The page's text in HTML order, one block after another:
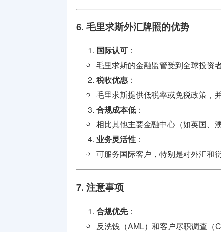
6. 毛里求斯外汇牌照的优势
国际认可 ：
毛里求斯的金融监管受到全球投资
税收优惠 ：
毛里求斯提供低税率或免税政策，
合规成本低 ：
相比其他主要金融中心（如英国、
业务灵活性 ：
可服务国际客户，特别是对外汇和
7. 注意事项
合规优先：
反洗钱（AML）和客户尽职调查（